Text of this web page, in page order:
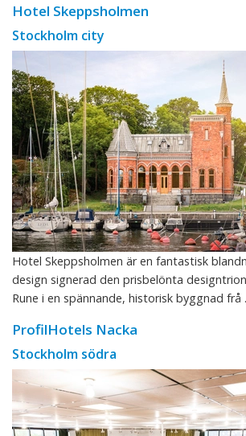
Hotel Skeppsholmen
Stockholm city
Hotel Skeppsholmen är en fantastisk
design signerad den prisbelönta
Rune i en spännande, historisk byggnad frå
ProfilHotels Nacka
Stockholm södra